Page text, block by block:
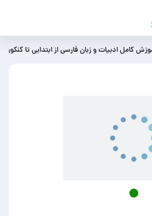
کامل ادبیات و زبان فارسی از ابتدایی تا کنکور و